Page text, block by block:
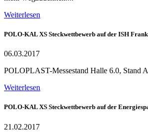
Weiterlesen
POLO-KAL XS Steckwettbewerb auf der ISH
06.03.2017
POLOPLAST-Messestand Halle 6.0, Stand
Weiterlesen
POLO-KAL XS Steckwettbewerb auf der
21.02.2017